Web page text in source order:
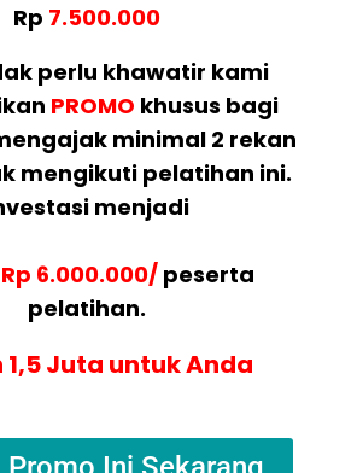
Rp 7.500.000
perlu khawatir kami
PROMO khusus bagi
minimal 2 rekan
mengikuti pelatihan ini.
menjadi
Rp 6.000.000/ peserta
pelatihan.
1,5 Juta untuk Anda